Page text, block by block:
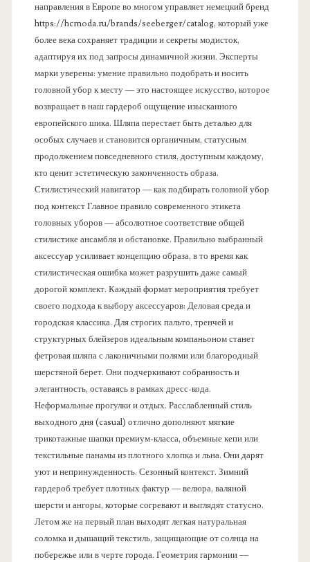
направления в Европе во многом управляет немецкий бренд
https://hcmoda.ru/brands/seeberger/catalog, который уже
более века сохраняет традиции и секреты модисток,
адаптируя их под запросы динамичной жизни. Эксперты
марки уверены: умение правильно подобрать и носить
головной убор к месту — это настоящее искусство, которое
возвращает в наш гардероб ощущение изысканного
европейского шика. Шляпа перестает быть деталью для
особых случаев и становится органичным, статусным
продолжением повседневного стиля, доступным каждому,
кто ценит эстетическую законченность образа.
Стилистический навигатор — как подбирать головной убор
под контекст Главное правило современного этикета
головных уборов — абсолютное соответствие общей
стилистике ансамбля и обстановке. Правильно выбранный
аксессуар усиливает концепцию образа, в то время как
стилистическая ошибка может разрушить даже самый
дорогой комплект. Каждый формат мероприятия требует
своего подхода к выбору аксессуаров: Деловая среда и
городская классика. Для строгих пальто, тренчей и
структурных блейзеров идеальным компаньоном станет
фетровая шляпа с лаконичными полями или благородный
шерстяной берет. Они подчеркивают собранность и
элегантность, оставаясь в рамках дресс-кода.
Неформальные прогулки и отдых. Расслабленный стиль
выходного дня (casual) отлично дополняют мягкие
трикотажные шапки премиум-класса, объемные кепи или
текстильные панамы из плотного хлопка и льна. Они дарят
уют и непринужденность. Сезонный контекст. Зимний
гардероб требует плотных фактур — велюра, валяной
шерсти и ангоры, которые согревают и выглядят статусно.
Летом же на первый план выходят легкая натуральная
соломка и дышащий текстиль, защищающие от солнца на
побережье или в черте города. Геометрия гармонии —